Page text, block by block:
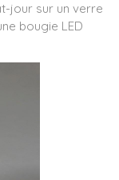
jour sur un verre
bougie LED